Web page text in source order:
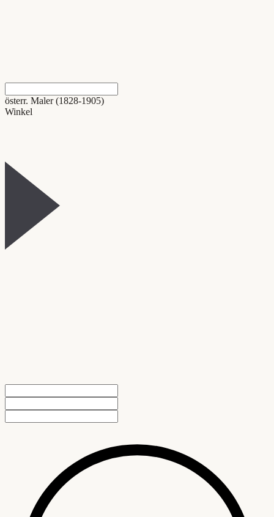
österr. Maler (1828-1905)
Winkel